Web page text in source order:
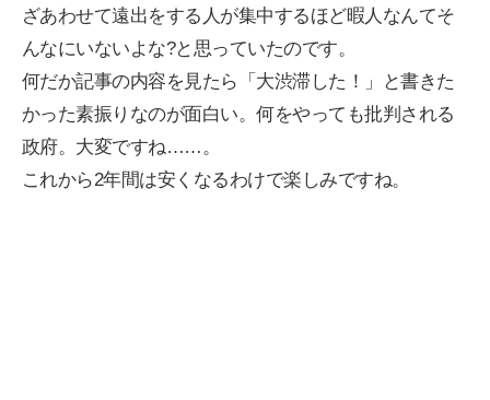
ざあわせて遠出をする人が集中するほど暇人なんてそ
んなにいないよな?と思っていたのです。
何だか記事の内容を見たら「大渋滞した！」と書きた
かった素振りなのが面白い。何をやっても批判される
政府。大変ですね……。
これから2年間は安くなるわけで楽しみですね。